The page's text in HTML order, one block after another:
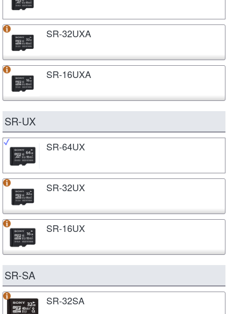
SR-32UXA
SR-16UXA
SR-UX
SR-64UX
SR-32UX
SR-16UX
SR-SA
SR-32SA